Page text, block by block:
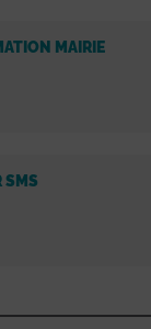
MAIRIE
SMS